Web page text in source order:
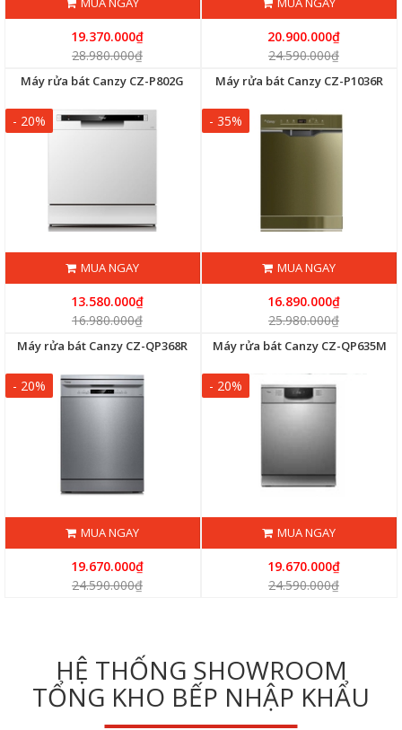
19.370.000₫
28.980.000₫
20.900.000₫
24.590.000₫
Máy rửa bát Canzy CZ-P802G
- 20%
MUA NGAY
13.580.000₫
16.980.000₫
Máy rửa bát Canzy CZ-P1036R
- 35%
MUA NGAY
16.890.000₫
25.980.000₫
Máy rửa bát Canzy CZ-QP368R
- 20%
MUA NGAY
19.670.000₫
24.590.000₫
Máy rửa bát Canzy CZ-QP635M
- 20%
MUA NGAY
19.670.000₫
24.590.000₫
HỆ THỐNG SHOWROOM
TỔNG KHO BẾP NHẬP KHẨU